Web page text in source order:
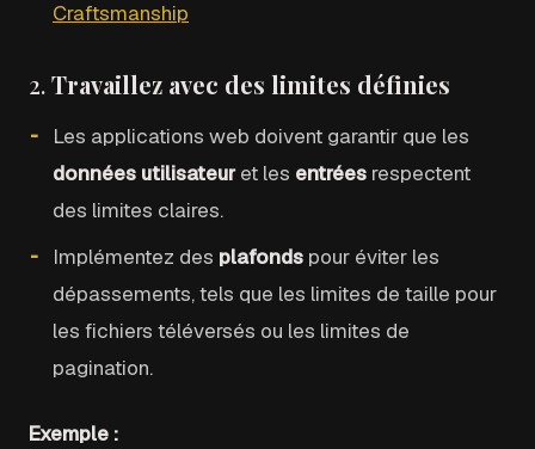
Craftsmanship
2.Travaillez avec des limites définies
Les applications web doivent garantir que les
données utilisateuret les entrées respectent
des limites claires.
Implémentez des plafonds pour éviter les
dépassements, tels que les limites de taille pour
les fichiers téléversés ou les limites de
pagination.
Exemple :